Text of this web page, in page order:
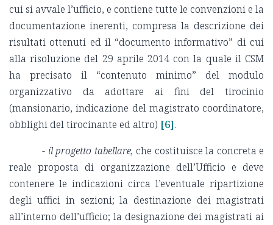
cui si avvale l’ufficio, e contiene tutte le convenzioni e la
documentazione inerenti, compresa la descrizione dei
risultati ottenuti ed il “documento informativo” di cui
alla risoluzione del 29 aprile 2014 con la quale il CSM
ha precisato il “contenuto minimo” del modulo
organizzativo da adottare ai fini del tirocinio
(mansionario, indicazione del magistrato coordinatore,
obblighi del tirocinante ed altro) [6].
- il progetto tabellare, che costituisce la concreta e
reale proposta di organizzazione dell’Ufficio e deve
contenere le indicazioni circa l’eventuale ripartizione
degli uffici in sezioni; la destinazione dei magistrati
all’interno dell’ufficio; la designazione dei magistrati ai